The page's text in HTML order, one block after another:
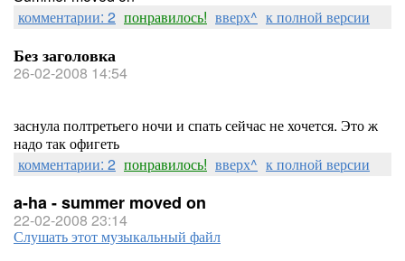
комментарии: 2 понравилось! вверх^ к полной версии
Без заголовка
26-02-2008 14:54
заснула полтретьего ночи и спать сейчас не хочется. Это ж
надо так офигеть
комментарии: 2 понравилось! вверх^ к полной версии
a-ha - summer moved on
22-02-2008 23:14
Слушать этот музыкальный файл